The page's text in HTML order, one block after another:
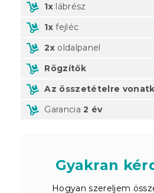
1x lábrész
1x fejléc
2x oldalpanel
Rögzítők
Az összetételre
Garancia2 év
Gyakran
Hogyan szereljem